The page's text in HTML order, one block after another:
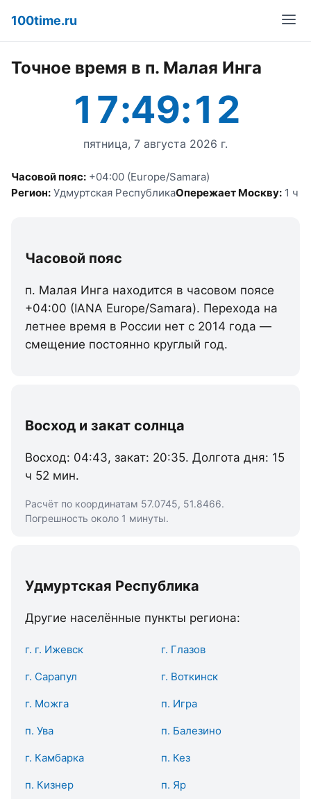
100time.ru
Точное время в п. Малая Инга
17:49:12
пятница, 7 августа 2026 г.
Часовой пояс: +04:00 (Europe/Samara)
Регион: Удмуртская РеспубликаОпережает Москву: 1 ч
Часовой пояс
п. Малая Инга находится в часовом поясе
+04:00 (IANA Europe/Samara). Перехода на
летнее время в России нет с 2014 года —
смещение постоянно круглый год.
Восход и закат солнца
Восход: 04:43, закат: 20:35. Долгота дня: 15
ч 52 мин.
Расчёт по координатам 57.0745, 51.8466.
Погрешность около 1 минуты.
Удмуртская Республика
Другие населённые пункты региона:
г. г. Ижевск г. Глазов
г. Сарапул г. Воткинск
г. Можга п. Игра
п. Ува п. Балезино
г. Камбарка п. Кез
п. Кизнер п. Яр